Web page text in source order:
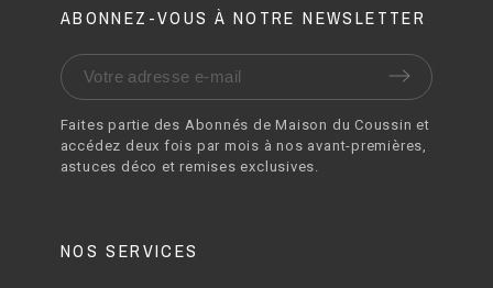
ABONNEZ-VOUS À NOTRE NEWSLETTER
Faites partie des Abonnés de Maison du Coussin et
accédez deux fois par mois à nos avant-premières,
astuces déco et remises exclusives.
NOS SERVICES